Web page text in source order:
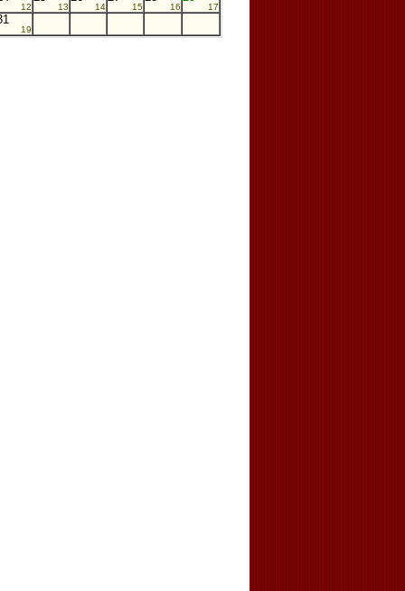
12 13 14 15 16 17
19